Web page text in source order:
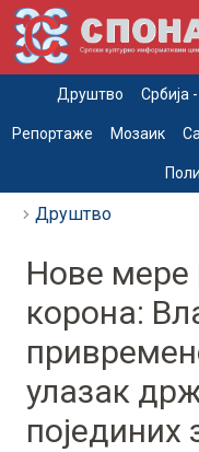
Друштво Србија
Репортаже Мозаик
Друштво
Нове мере
корона:
улазак